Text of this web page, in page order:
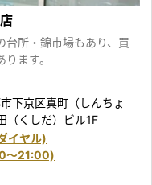
台所・錦市場もあり、買
ます。
下京区真町（しんちょ
（くしだ）ビル1F
イヤル)
〜21:00)